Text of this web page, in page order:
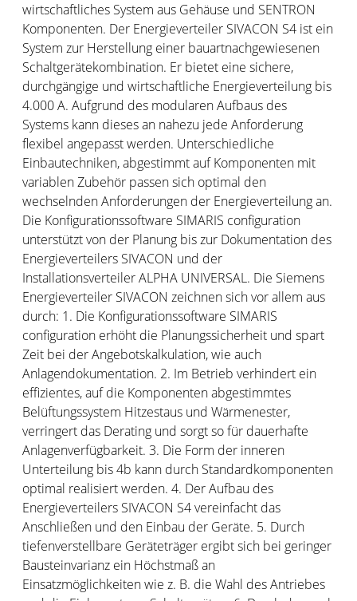
wirtschaftliches System aus Gehäuse und SENTRON
Komponenten. Der Energieverteiler SIVACON S4 ist ein
System zur Herstellung einer bauartnachgewiesenen
Schaltgerätekombination. Er bietet eine sichere,
durchgängige und wirtschaftliche Energieverteilung bis
4.000 A. Aufgrund des modularen Aufbaus des
Systems kann dieses an nahezu jede Anforderung
flexibel angepasst werden. Unterschiedliche
Einbautechniken, abgestimmt auf Komponenten mit
variablen Zubehör passen sich optimal den
wechselnden Anforderungen der Energieverteilung an.
Die Konfigurationssoftware SIMARIS configuration
unterstützt von der Planung bis zur Dokumentation des
Energieverteilers SIVACON und der
Installationsverteiler ALPHA UNIVERSAL. Die Siemens
Energieverteiler SIVACON zeichnen sich vor allem aus
durch: 1. Die Konfigurationssoftware SIMARIS
configuration erhöht die Planungssicherheit und spart
Zeit bei der Angebotskalkulation, wie auch
Anlagendokumentation. 2. Im Betrieb verhindert ein
effizientes, auf die Komponenten abgestimmtes
Belüftungssystem Hitzestaus und Wärmenester,
verringert das Derating und sorgt so für dauerhafte
Anlagenverfügbarkeit. 3. Die Form der inneren
Unterteilung bis 4b kann durch Standardkomponenten
optimal realisiert werden. 4. Der Aufbau des
Energieverteilers SIVACON S4 vereinfacht das
Anschließen und den Einbau der Geräte. 5. Durch
tiefenverstellbare Geräteträger ergibt sich bei geringer
Bausteinvarianz ein Höchstmaß an
Einsatzmöglichkeiten wie z. B. die Wahl des Antriebes